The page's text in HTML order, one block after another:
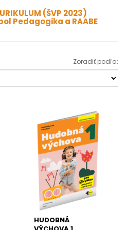
(ŠVP 2023)
Pedagogika a RAABE
Zoradiť podľa:
HUDOBNÁ